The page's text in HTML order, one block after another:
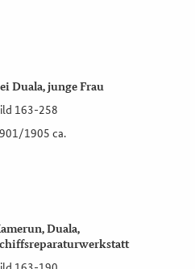
Duala, junge Frau
163-258
1905 ca.
Duala,